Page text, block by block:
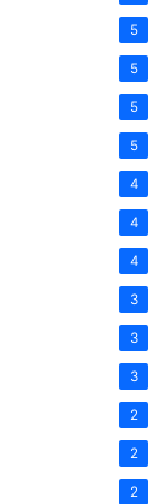
5
5
5
5
4
4
4
3
3
3
2
2
2